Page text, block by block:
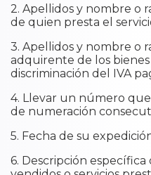
2. Apellidos y nombre o
de quien presta el
3. Apellidos y nombre o
adquirente de los
discriminación del IVA
4. Llevar un número
de numeración
5. Fecha de su
6. Descripción